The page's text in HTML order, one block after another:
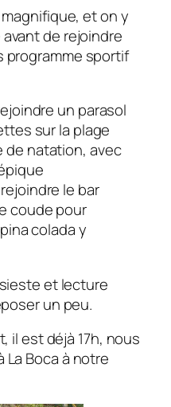
et on y
de rejoindre
programme sportif
un parasol
sur la plage
de natation, avec
le bar
coude pour
colada y
et lecture
un peu.
il est déjà 17h, nous
Boca à notre